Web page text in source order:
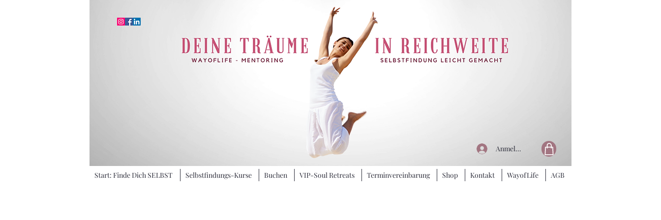
Anmelden
Start: Finde Dich SELBST Selbstfindungs-Kurse Buchen VIP-Soul Retreats Terminvereinbarung Shop Kontakt WayofLife AGB